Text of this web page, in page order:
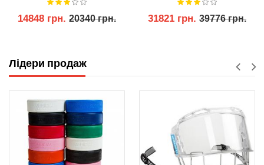
14848 грн. 20340 грн. 31821 грн. 39776 грн.
Лідери продаж